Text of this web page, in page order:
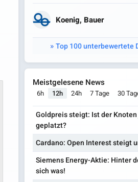
Koenig, Bauer
Top 100 unterbewertete
Meistgelesene News
6h 12h 24h 7 Tage 30
Goldpreis steigt: Ist der
geplatzt?
Cardano: Open Interest steigt
Siemens Energy-Aktie: Hinter
sich was!